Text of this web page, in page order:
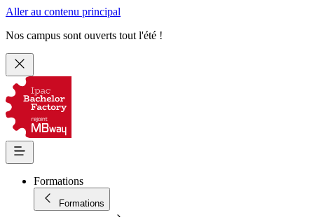
Aller au contenu principal
Nos campus sont ouverts tout l'été !
Formations
Formations